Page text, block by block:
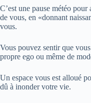
C’est une pause météo
de vous, en «donnant
vous.
Vous pouvez sentir que
propre ego ou même de
Un espace vous est alloué
dû à inonder votre vie.